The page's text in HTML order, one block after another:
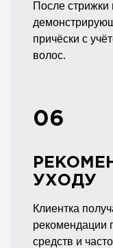
После стрижки
причёски с
волос.
06
УХОДУ
Клиентка
рекомендации
средств и